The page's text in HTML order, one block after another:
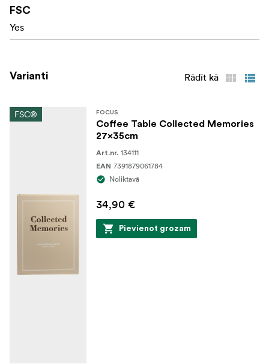
FSC
Yes
Varianti Rādīt kā
FSC® FOCUS
Coffee Table Collected Memories
27x35cm
Art.nr. 134111
EAN 7391879061784
Noliktavā
34,90 €
Pievienot grozam